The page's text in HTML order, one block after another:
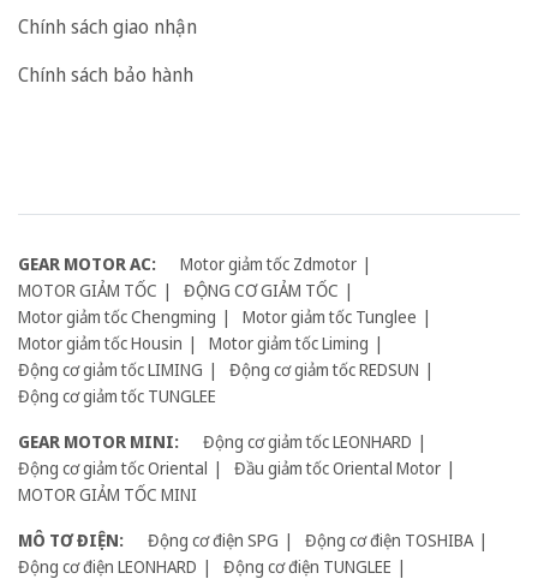
Chính sách giao nhận
Chính sách bảo hành
GEAR MOTOR AC:
Motor giảm tốc Zdmotor
MOTOR GIẢM TỐC
ĐỘNG CƠ GIẢM TỐC
Motor giảm tốc Chengming
Motor giảm tốc Tunglee
Motor giảm tốc Housin
Motor giảm tốc Liming
Động cơ giảm tốc LIMING
Động cơ giảm tốc REDSUN
Động cơ giảm tốc TUNGLEE
GEAR MOTOR MINI:
Động cơ giảm tốc LEONHARD
Động cơ giảm tốc Oriental
Đầu giảm tốc Oriental Motor
MOTOR GIẢM TỐC MINI
MÔ TƠ ĐIỆN:
Động cơ điện SPG
Động cơ điện TOSHIBA
Động cơ điện LEONHARD
Động cơ điện TUNGLEE